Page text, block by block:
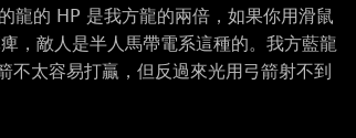
龍的 HP 是我方龍的兩倍，如果你用滑鼠
，敵人是半人馬帶電系這種的。我方藍龍
不太容易打贏，但反過來光用弓箭射不到